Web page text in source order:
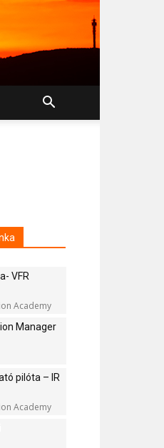
VFR
Academy
Manager
pilóta – IR
Academy